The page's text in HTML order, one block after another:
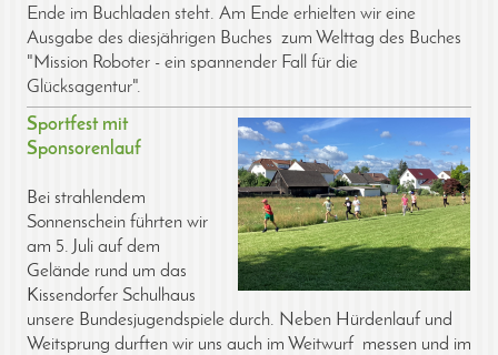
Ende im Buchladen steht. Am Ende erhielten wir eine
Ausgabe des diesjährigen Buches zum Welttag des Buches
"Mission Roboter - ein spannender Fall für die
Glücksagentur".
Sportfest mit
Sponsorenlauf
Bei strahlendem
Sonnenschein führten wir
am 5. Juli auf dem
Gelände rund um das
Kissendorfer Schulhaus
unsere Bundesjugendspiele durch. Neben Hürdenlauf und
Weitsprung durften wir uns auch im Weitwurf messen und im